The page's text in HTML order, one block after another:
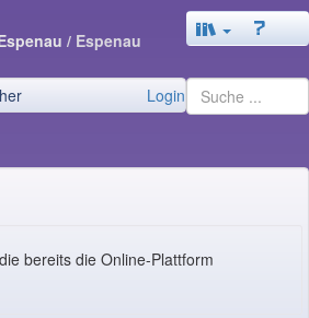
/ Espenau
Login
bereits die Online-Plattform